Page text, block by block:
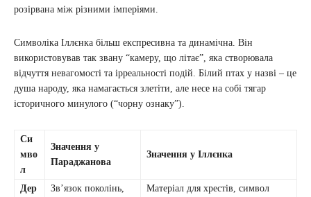
розірвана між різними імперіями.
Символіка Іллєнка більш експресивна та динамічна. Він
використовував так звану “камеру, що літає”, яка створювала
відчуття невагомості та ірреальності подій. Білий птах у назві – це
душа народу, яка намагається злетіти, але несе на собі тягар
історичного минулого (“чорну ознаку”).
Си
мво
л
Значення у
Параджанова
Значення у Іллєнка
Дер
Зв’язок поколінь,
Матеріал для хрестів, символ